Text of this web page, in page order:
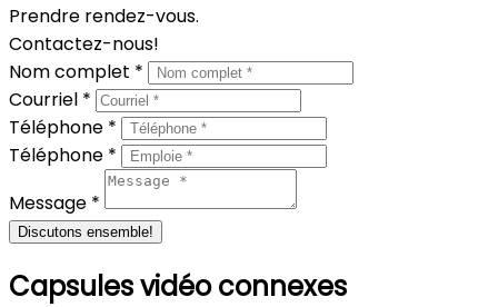
Prendre rendez-vous.
Contactez-nous!
Nom complet *
Courriel *
Téléphone *
Téléphone *
Message *
Discutons ensemble!
Capsules vidéo connexes